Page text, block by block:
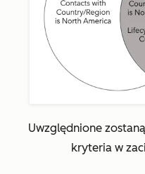
Uwzględnione
kryteria w